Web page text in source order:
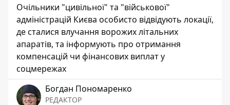
Очільники "цивільної" та "військової"
адміністрацій Києва особисто відвідують локації,
де сталися влучання ворожих літальних
апаратів, та інформують про отримання
компенсацій чи фінансових виплат у
соцмережах
Богдан Пономаренко
РЕДАКТОР